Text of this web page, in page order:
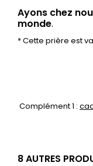
Ayons chez
monde.
* Cette prière est
Complément 1 :
8 AUTRES